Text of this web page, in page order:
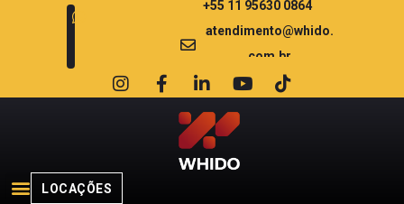
+55 11 95630 0864
atendimento@whido.
com.br
LOCAÇÕES